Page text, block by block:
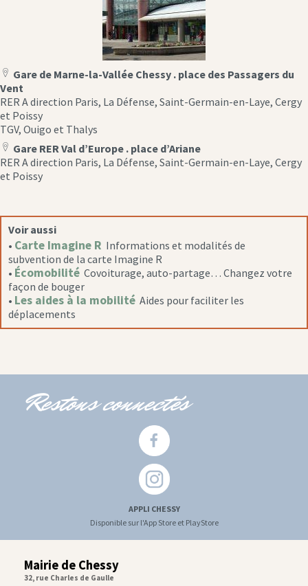
location
icon
Gare de Marne-la-Vallée Chessy . place des Passagers du
Vent
RER A direction Paris, La Défense, Saint-Germain-en-Laye, Cergy
et Poissy
TGV, Ouigo et Thalys
location
icon
Gare RER Val d’Europe . place d’Ariane
RER A direction Paris, La Défense, Saint-Germain-en-Laye, Cergy
et Poissy
Voir aussi
• Carte Imagine R Informations et modalités de
subvention de la carte Imagine R
• Écomobilité Covoiturage, auto-partage… Changez votre
façon de bouger
• Les aides à la mobilité Aides pour faciliter les
déplacements
Restons connectés
APPLI CHESSY
Disponible sur l'App Store et PlayStore
Mairie de Chessy
32, rue Charles de Gaulle